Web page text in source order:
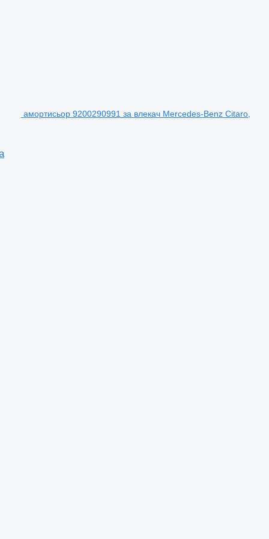
амортисьор 9200290991 за влекач Mercedes-Benz Citaro,